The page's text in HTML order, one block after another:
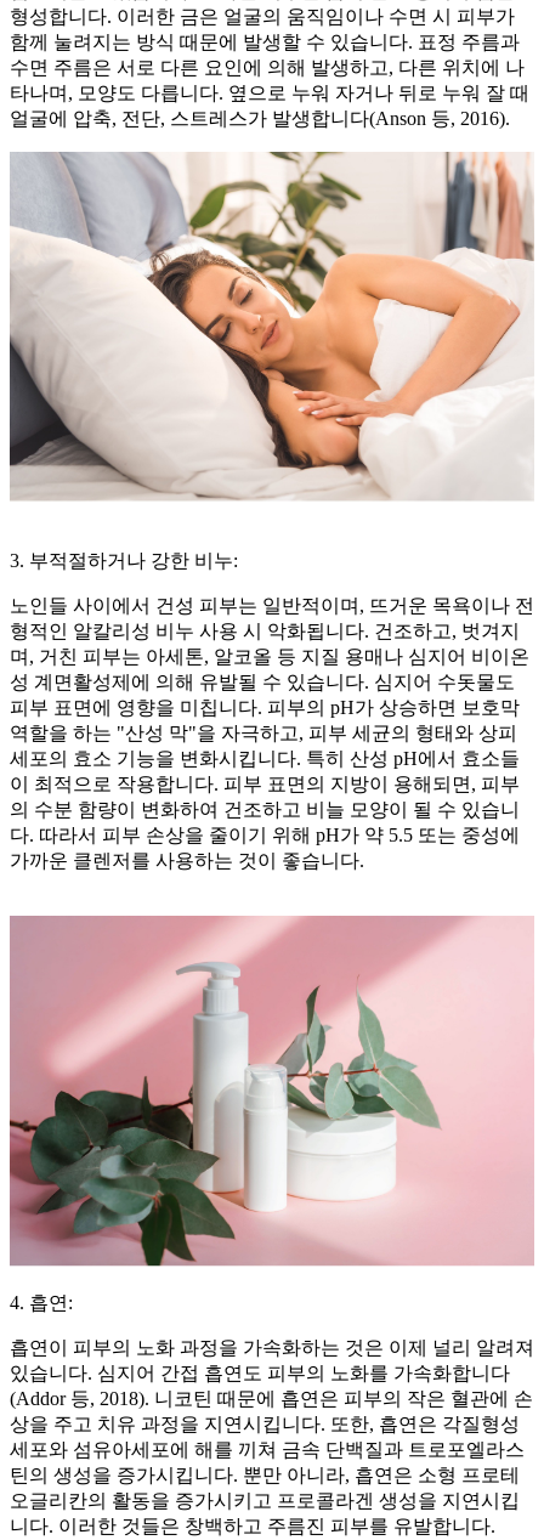
형성합니다. 이러한 금은 얼굴의 움직임이나 수면 시 피부가
함께 눌려지는 방식 때문에 발생할 수 있습니다. 표정 주름과
수면 주름은 서로 다른 요인에 의해 발생하고, 다른 위치에 나
타나며, 모양도 다릅니다. 옆으로 누워 자거나 뒤로 누워 잘 때
얼굴에 압축, 전단, 스트레스가 발생합니다(Anson 등, 2016).
3. 부적절하거나 강한 비누:
노인들 사이에서 건성 피부는 일반적이며, 뜨거운 목욕이나 전
형적인 알칼리성 비누 사용 시 악화됩니다. 건조하고, 벗겨지
며, 거친 피부는 아세톤, 알코올 등 지질 용매나 심지어 비이온
성 계면활성제에 의해 유발될 수 있습니다. 심지어 수돗물도
피부 표면에 영향을 미칩니다. 피부의 pH가 상승하면 보호막
역할을 하는 "산성 막"을 자극하고, 피부 세균의 형태와 상피
세포의 효소 기능을 변화시킵니다. 특히 산성 pH에서 효소들
이 최적으로 작용합니다. 피부 표면의 지방이 용해되면, 피부
의 수분 함량이 변화하여 건조하고 비늘 모양이 될 수 있습니
다. 따라서 피부 손상을 줄이기 위해 pH가 약 5.5 또는 중성에
가까운 클렌저를 사용하는 것이 좋습니다.
4. 흡연:
흡연이 피부의 노화 과정을 가속화하는 것은 이제 널리 알려져
있습니다. 심지어 간접 흡연도 피부의 노화를 가속화합니다
(Addor 등, 2018). 니코틴 때문에 흡연은 피부의 작은 혈관에 손
상을 주고 치유 과정을 지연시킵니다. 또한, 흡연은 각질형성
세포와 섬유아세포에 해를 끼쳐 금속 단백질과 트로포엘라스
틴의 생성을 증가시킵니다. 뿐만 아니라, 흡연은 소형 프로테
오글리칸의 활동을 증가시키고 프로콜라겐 생성을 지연시킵
니다. 이러한 것들은 창백하고 주름진 피부를 유발합니다.